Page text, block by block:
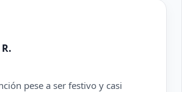
pese a ser festivo y casi